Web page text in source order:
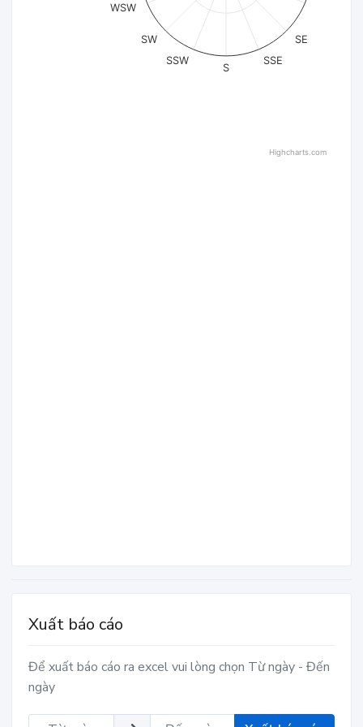
SE
SSE
S
SSW
SW
WSW
Highcharts.com
Xuất báo cáo
Để xuất báo cáo ra excel vui lòng chọn Từ ngày - Đến
ngày